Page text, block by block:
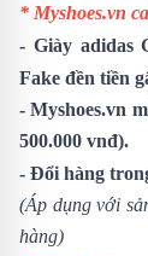
* Myshoes.vn
- Giày adidas
Fake đền tiền
- Myshoes.vn
500.000 vnđ).
- Đổi hàng
(Áp dụng với
hàng)